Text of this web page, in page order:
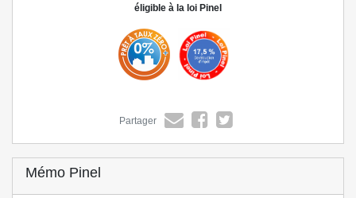
éligible à la loi Pinel
Partager
Mémo Pinel